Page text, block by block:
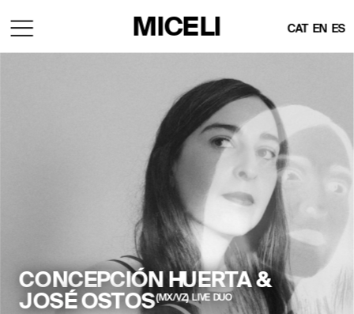
CONCEPCIÓN HUERTA &
JOSÉ OSTOS(MX/VZ)  LIVE  DUO
MICELI CAT EN ES